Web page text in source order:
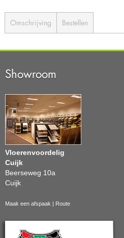
Omschrijving Bestellen
Showroom
Vloerenvoordelig
Cuijk
Beerseweg 10a
Cuijk
Maak een afspaak | Route